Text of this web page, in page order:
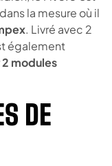
dans la mesure où il
. Livré avec 2
également
2 modules
DE